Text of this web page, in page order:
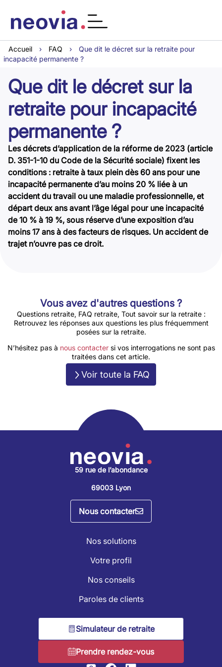
Accueil › FAQ ›
Que dit le décret sur la retraite pour
incapacité permanente ?
Que dit le décret sur la
retraite pour incapacité
permanente ?
Les décrets d’application de la réforme de 2023 (article
D. 351-1-10 du Code de la Sécurité sociale) fixent les
conditions : retraite à taux plein dès 60 ans pour une
incapacité permanente d’au moins 20 % liée à un
accident du travail ou une maladie professionnelle, et
départ deux ans avant l’âge légal pour une incapacité
de 10 % à 19 %, sous réserve d’une exposition d’au
moins 17 ans à des facteurs de risques. Un accident de
trajet n’ouvre pas ce droit.
Vous avez d'autres questions ?
Questions retraite, FAQ retraite, Tout savoir sur la retraite :
Retrouvez les réponses aux questions les plus fréquemment
posées sur la retraite.
N’hésitez pas à nous contactersi vos interrogations ne sont pas
traitées dans cet article.
Voir toute la FAQ
59 rue de l’abondance
69003 Lyon
Nous contacter
Nos solutions
Votre profil
Nos conseils
Paroles de clients
Simulateur de retraite
Prendre rendez-vous